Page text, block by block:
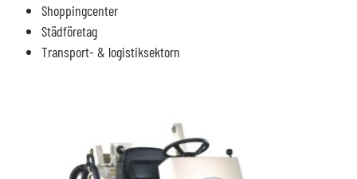
Shoppingcenter
Städföretag
Transport- & logistiksektorn